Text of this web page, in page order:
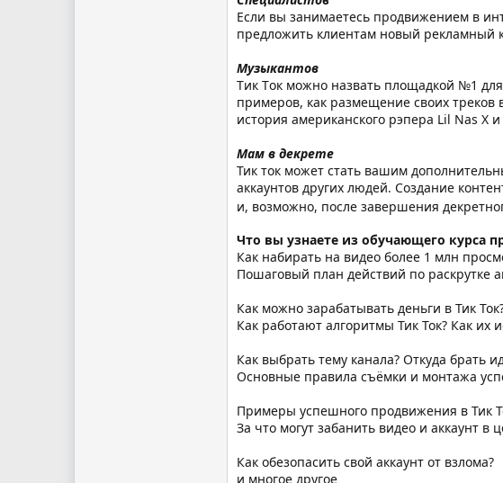
Если вы занимаетесь продвижением в
предложить клиентам новый рекламный
Музыкантов
Tик Tок можно назвать площадкой №1
примеров, как размещение своих
история американского рэпера Lil Nas X
Мам в декрете
Тик ток может стать вашим
аккаунтов других людей. Создание
и, возможно, после завершения
Что вы узнаете из обучающего курса
Как набирать на видео более 1 млн
Пошаговый план действий по раскрутке
Как можно зарабатывать деньги в Тик
Как работают алгоритмы Тик Ток? Как их
Как выбрать тему канала? Откуда брать
Основные правила съёмки и монтажа
Примеры успешного продвижения в Тик
За что могут забанить видео и аккаунт в
Как обезопасить свой аккаунт от взлома?
и многое другое